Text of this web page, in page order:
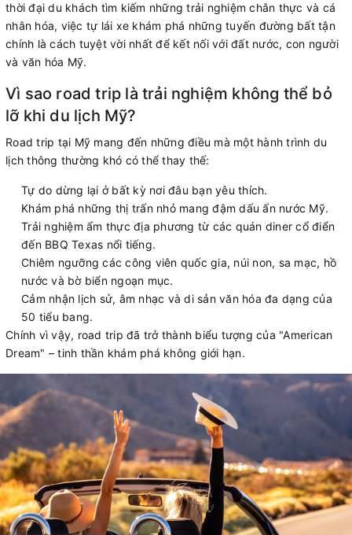
thời đại du khách tìm kiếm những trải nghiệm chân thực và cá
nhân hóa, việc tự lái xe khám phá những tuyến đường bất tận
chính là cách tuyệt vời nhất để kết nối với đất nước, con người
và văn hóa Mỹ.
Vì sao road trip là trải nghiệm không thể bỏ
lỡ khi du lịch Mỹ?
Road trip tại Mỹ mang đến những điều mà một hành trình du
lịch thông thường khó có thể thay thế:
Tự do dừng lại ở bất kỳ nơi đâu bạn yêu thích.
Khám phá những thị trấn nhỏ mang đậm dấu ấn nước Mỹ.
Trải nghiệm ẩm thực địa phương từ các quán diner cổ điển
đến BBQ Texas nổi tiếng.
Chiêm ngưỡng các công viên quốc gia, núi non, sa mạc, hồ
nước và bờ biển ngoạn mục.
Cảm nhận lịch sử, âm nhạc và di sản văn hóa đa dạng của
50 tiểu bang.
Chính vì vậy, road trip đã trở thành biểu tượng của "American
Dream" – tinh thần khám phá không giới hạn.